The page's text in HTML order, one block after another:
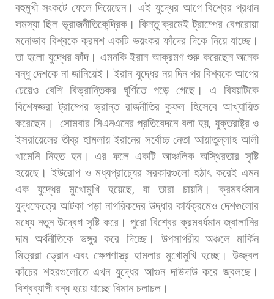
বহুমুখী সংকটে ফেলে দিয়েছেন। এই যুদ্ধের আগে বিশ্বের প্রধান
সমস্যা ছিল ভূরাজনীতিকেন্দ্রিক। কিন্তু ক্রমেই ট্রাম্পের বেপরোয়া
মনোভাব বিশ্বকে ক্রমশ একটি ভয়ংকর ফাঁদের দিকে নিয়ে যাচ্ছে।
তা হলো যুদ্ধের ফাঁদ। এমনকি ইরান আক্রমণ শুরু করেছেন অনেক
বন্ধু দেশকে না জানিয়েই। ইরান যুদ্ধের নয় দিন পর বিশ্বকে আগের
চেয়েও বেশি বিভ্রান্তিকর ঘূর্ণিতে পড়ে গেছে। এ
বিষয়টিকে
বিশেষজ্ঞরা ট্রাম্পের ভ্রান্ত রাজনীতির কুফল হিসেবে আখ্যায়িত
করেছেন।
সোমবার সিএনএনের প্রতিবেদনে বলা হয়, যুক্তরাষ্ট্র ও
ইসরায়েলের তীব্র হামলায় ইরানের সর্বোচ্চ নেতা আয়াতুল্লাহ আলী
খামেনি নিহত হন। এর ফলে একটি আঞ্চলিক অস্থিরতার সৃষ্টি
হয়েছে। ইউরোপ ও মধ্যপ্রাচ্যের সরকারগুলো হঠাৎ করেই এমন
এক
যুদ্ধের মুখোমুখি হয়েছে,যা তারা চায়নি।
ক্রমবর্ধমান
যুদ্ধক্ষেত্রে আটকা পড়া নাগরিকদের উদ্ধার কার্যক্রমেও দেশগুলোর
মধ্যে নতুন উদ্বেগ সৃষ্টি করে। পুরো বিশ্বের ক্রমবর্ধমান জ্বালানির
দাম অর্থনীতিকে ভঙ্গুর করে দিচ্ছে। উপসাগরীয় অঞ্চলে মার্কিন
মিত্ররা ড্রোন এবং ক্ষেপণাস্ত্র হামলার মুখোমুখি হচ্ছে। উজ্জ্বল
কাঁচের শহরগুলোতে এখন যুদ্ধের আগুন দাউদাউ করে জ্বলছে।
বিশ্বব্যাপী বন্ধ হয়ে যাচ্ছে বিমান চলাচল।